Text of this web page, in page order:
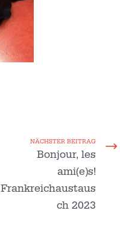
NÄCHSTER BEITRAG
Bonjour, les
ami(e)s!
Frankreichaustaus
ch 2023